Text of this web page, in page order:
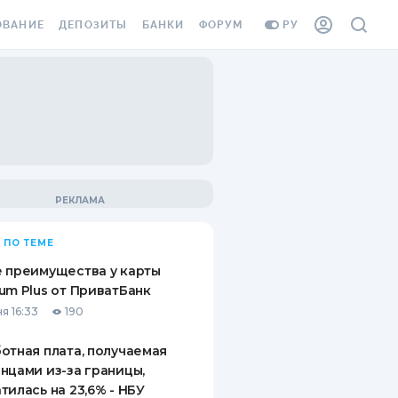
РУ
ВИНЬЕТКА
СОТРУДНИКОВ
ОТ
СЛУЧАЕВ
ДЕПОЗИТЫ
ВОПРОСЫ И ОТВЕТЫ
ПУТЕВОДИТЕЛИ ПО
БАНКИ ФОРУМ
ПО ТЕМЕ
преимущества у карты
Plus от ПриватБанк
16:33 190
плата, получаемая
из-за границы,
на 23,6% - НБУ